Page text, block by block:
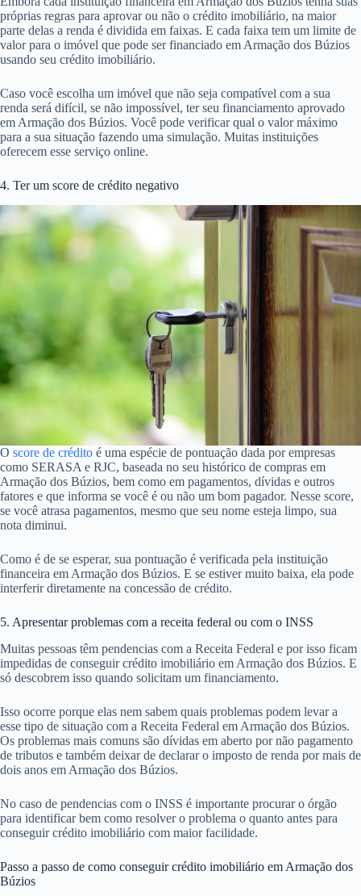
próprias regras para aprovar ou não o crédito imobiliário, na maior
parte delas a renda é dividida em faixas. E cada faixa tem um limite de
valor para o imóvel que pode ser financiado em Armação dos Búzios
usando seu crédito imobiliário.
Caso você escolha um imóvel que não seja compatível com a sua
renda será difícil, se não impossível, ter seu financiamento aprovado
em Armação dos Búzios. Você pode verificar qual o valor máximo
para a sua situação fazendo uma simulação. Muitas instituições
oferecem esse serviço online.
4. Ter um score de crédito negativo
O score de crédito é uma espécie de pontuação dada por empresas
como SERASA e RJC, baseada no seu histórico de compras em
Armação dos Búzios, bem como em pagamentos, dívidas e outros
fatores e que informa se você é ou não um bom pagador. Nesse score,
se você atrasa pagamentos, mesmo que seu nome esteja limpo, sua
nota diminui.
Como é de se esperar, sua pontuação é verificada pela instituição
financeira em Armação dos Búzios. E se estiver muito baixa, ela pode
interferir diretamente na concessão de crédito.
5. Apresentar problemas com a receita federal ou com o INSS
Muitas pessoas têm pendencias com a Receita Federal e por isso ficam
impedidas de conseguir crédito imobiliário em Armação dos Búzios. E
só descobrem isso quando solicitam um financiamento.
Isso ocorre porque elas nem sabem quais problemas podem levar a
esse tipo de situação com a Receita Federal em Armação dos Búzios.
Os problemas mais comuns são dívidas em aberto por não pagamento
de tributos e também deixar de declarar o imposto de renda por mais de
dois anos em Armação dos Búzios.
No caso de pendencias com o INSS é importante procurar o órgão
para identificar bem como resolver o problema o quanto antes para
conseguir crédito imobiliário com maior facilidade.
Passo a passo de como conseguir crédito imobiliário em Armação dos
Búzios